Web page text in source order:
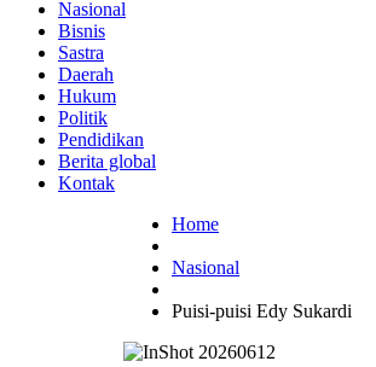
Nasional
Bisnis
Sastra
Daerah
Hukum
Politik
Pendidikan
Berita global
Kontak
Home
Nasional
Puisi-puisi Edy Sukardi